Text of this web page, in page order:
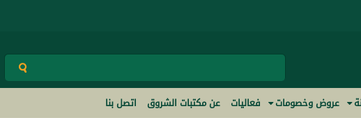
عروض وخصومات فعاليات عن مكتبات الشروق اتصل بنا